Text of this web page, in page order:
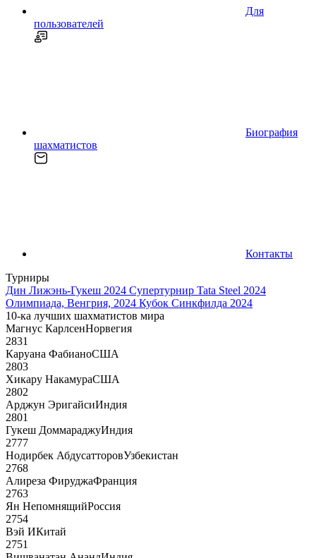
Для
пользователей
Биография
шахматистов
Контакты
Турниры
Дин Лижэнь-Гукеш 2024 Супертурнир Tata Steel 2024
Олимпиада, Венгрия, 2024 Кубок Синкфилда 2024
10-ка лучших шахматистов мира
Магнус КарлсенНорвегия
2831
Каруана ФабианоСША
2803
Хикару НакамураСША
2802
Арджун ЭригайсиИндия
2801
Гукеш ДоммараджуИндия
2777
Нодирбек АбдусатторовУзбекистан
2768
Алиреза ФируджаФранция
2763
Ян НепомнящийРоссия
2754
Вэй ИКитай
2751